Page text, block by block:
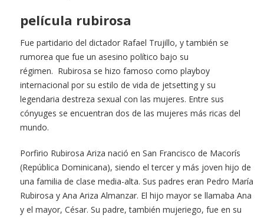
película rubirosa
Fue partidario del dictador Rafael Trujillo, y también se
rumorea que fue un asesino político bajo su
régimen. Rubirosa se hizo famoso como playboy
internacional por su estilo de vida de jetsetting y su
legendaria destreza sexual con las mujeres. Entre sus
cónyuges se encuentran dos de las mujeres más ricas del
mundo.
Porfirio Rubirosa Ariza nació en San Francisco de Macorís
(República Dominicana), siendo el tercer y más joven hijo de
una familia de clase media-alta. Sus padres eran Pedro María
Rubirosa y Ana Ariza Almanzar. El hijo mayor se llamaba Ana
y el mayor, César. Su padre, también mujeriego, fue en su